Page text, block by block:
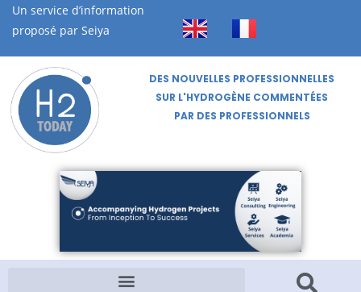
Un service d’information
proposé par Seiya
DES NOUVELLES PROFESSIONNELLES
SUR L'HYDROGÈNE COMMENTÉES
PAR DES PROFESSIONNELS